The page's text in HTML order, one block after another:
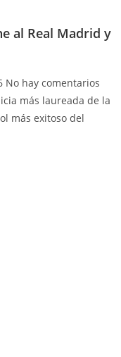
al Real Madrid y
No hay comentarios
más laureada de la
más exitoso del